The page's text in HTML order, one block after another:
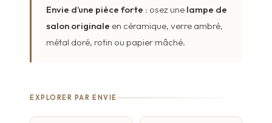
Envie d’une pièce forte : osez une lampe de
salon originale en céramique, verre ambré,
métal doré, rotin ou papier mâché.
EXPLORER PAR ENVIE